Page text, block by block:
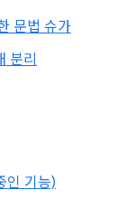
문법 슈가
분리
인 기능)